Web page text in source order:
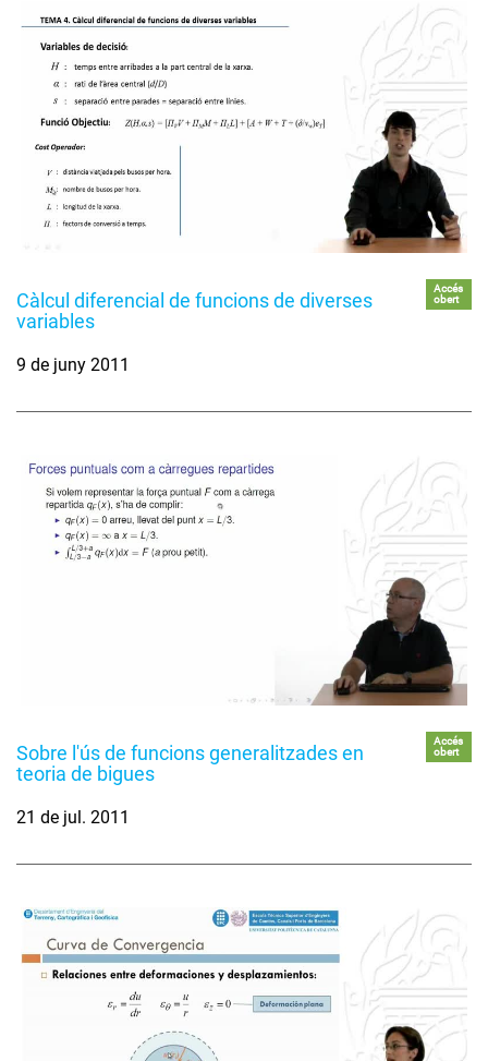
Càlcul diferencial de funcions de diverses
variables
Accés
obert
9 de juny 2011
Sobre l'ús de funcions generalitzades en
teoria de bigues
Accés
obert
21 de jul. 2011